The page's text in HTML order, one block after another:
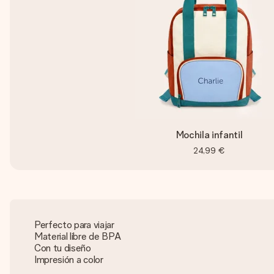
Mochila infantil
24,99 €
Perfecto para viajar
Material libre de BPA
Con tu diseño
Impresión a color